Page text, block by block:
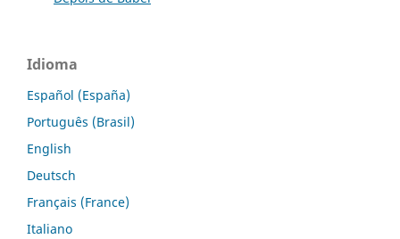
Idioma
Español (España)
Português (Brasil)
English
Deutsch
Français (France)
Italiano